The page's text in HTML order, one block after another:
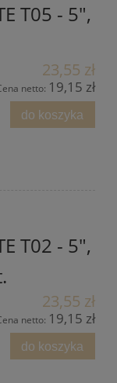
T05 - 5",
23,55 zł
netto: 19,15 zł
do koszyka
T02 - 5",
23,55 zł
netto: 19,15 zł
do koszyka